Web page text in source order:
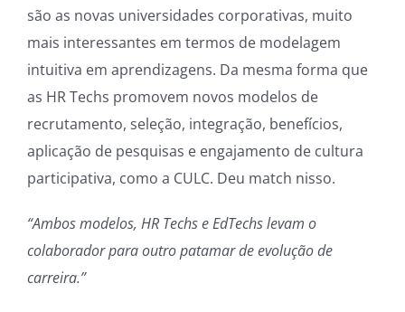
são as novas universidades corporativas, muito
mais interessantes em termos de modelagem
intuitiva em aprendizagens. Da mesma forma que
as HR Techs promovem novos modelos de
recrutamento, seleção, integração, benefícios,
aplicação de pesquisas e engajamento de cultura
participativa, como a CULC. Deu match nisso.
“Ambos modelos, HR Techs e EdTechs levam o
colaborador para outro patamar de evolução de
carreira.”